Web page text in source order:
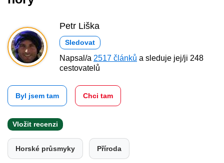
Petr Liška
Sledovat
Napsal/a 2517 článků a sleduje jej/ji 248
cestovatelů
Byl jsem tam Chci tam
Vložit recenzi
Horské průsmyky Příroda